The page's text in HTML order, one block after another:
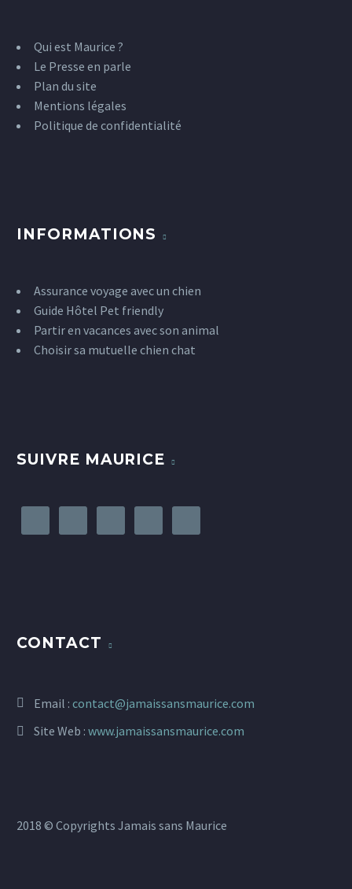
Qui est Maurice ?
Le Presse en parle
Plan du site
Mentions légales
Politique de confidentialité
INFORMATIONS
Assurance voyage avec un chien
Guide Hôtel Pet friendly
Partir en vacances avec son animal
Choisir sa mutuelle chien chat
SUIVRE MAURICE
CONTACT
Email : contact@jamaissansmaurice.com
Site Web : www.jamaissansmaurice.com
2018 © Copyrights Jamais sans Maurice